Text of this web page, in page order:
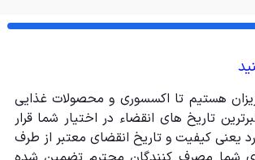
هستیم تا اکسسوری و محصولات غذایی
تاریخ های انقضاء در اختیار شما قرار
یعنی کیفیت و تاریخ انقضای معتبر از طرف